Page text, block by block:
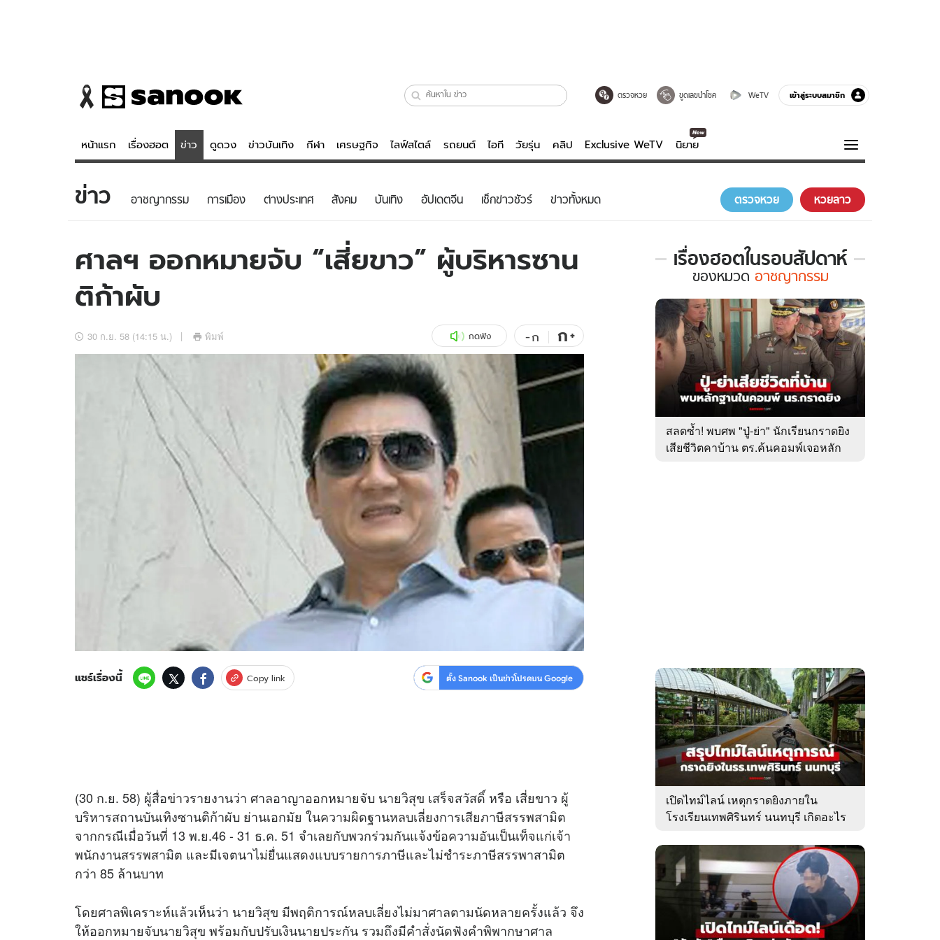
ตรวจหวย ขูดเลขนำโชค WeTV เข้าสู่ระบบสมาชิก
หน้าแรก เรื่องฮอต ข่าว ดูดวง ข่าวบันเทิง กีฬา เศรษฐกิจ ไลฟ์สไตล์ รถยนต์ ไอที วัยรุ่น คลิป Exclusive WeTV นิยาย
ข่าว
ข่าวบันเทิง
ข่าวกีฬา
ข่าวเศรษฐกิจ
อัปเดตจีน
เช็กข่าวชัวร์
ดูดวง - ตรวจหวย
สถิติหวยไทย
ไลฟ์สไตล์
วัยรุ่น
สุขภาพ
เที่ยว-กิน
Tasteful Thailand
Sanook Choice
บันเทิงครบรส
เกมส์
ดูทีวี
WeTV
ความรู้รอบตัว
ฮาวทู
ดาวน์โหลดสนุกแอปฟรี ติดตามสนุกโซเชียลได้ที่
บริษัท อิมเมจ ฟิวเจอร์ (ประเทศไทย) จำกัด
ข่าว อาชญากรรม การเมือง ต่างประเทศ สังคม บันเทิง อัปเดตจีน เช็กข่าวชัวร์ ข่าวทั้งหมด ตรวจหวย หวยลาว
ศาลฯ ออกหมายจับ “เสี่ยขาว” ผู้บริหารซาน
ติก้าผับ
30 ก.ย. 58 (14:15 น.) พิมพ์ กดฟัง -ก ก+
แชร์เรื่องนี้ Copy link ตั้ง Sanook เป็นข่าวโปรดบน Google
(30 ก.ย. 58) ผู้สื่อข่าวรายงานว่า ศาลอาญาออกหมายจับ นายวิสุข เสร็จสวัสดิ์ หรือ เสี่ยขาว ผู้
บริหารสถานบันเทิงซานติก้าผับ ย่านเอกมัย ในความผิดฐานหลบเลี่ยงการเสียภาษีสรรพสามิต
จากกรณีเมื่อวันที่ 13 พ.ย.46 - 31 ธ.ค. 51 จำเลยกับพวกร่วมกันแจ้งข้อความอันเป็นเท็จแก่เจ้า
พนักงานสรรพสามิต และมีเจตนาไม่ยื่นแสดงแบบรายการภาษีและไม่ชำระภาษีสรรพาสามิต
กว่า 85 ล้านบาท
โดยศาลพิเคราะห์แล้วเห็นว่า นายวิสุข มีพฤติการณ์หลบเลี่ยงไม่มาศาลตามนัดหลายครั้งแล้ว จึง
ให้ออกหมายจับนายวิสุข พร้อมกับปรับเงินนายประกัน รวมถึงมีคำสั่งนัดฟังคำพิพากษาศาล
เรื่องฮอตในรอบสัปดาห์
เรื่อง
ใน
รอบ
สัปดาห์
ของ
หมวด
อาชญากรรม
ของหมวด อาชญากรรม
สลดซ้ำ! พบศพ "ปู่-ย่า" นักเรียนกราดยิง
เสียชีวิตคาบ้าน ตร.ค้นคอมพ์เจอหลัก
เปิดไทม์ไลน์ เหตุกราดยิงภายใน
โรงเรียนเทพศิรินทร์ นนทบุรี เกิดอะไร